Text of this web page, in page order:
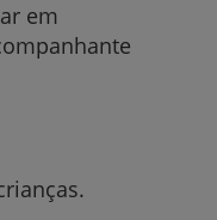
em